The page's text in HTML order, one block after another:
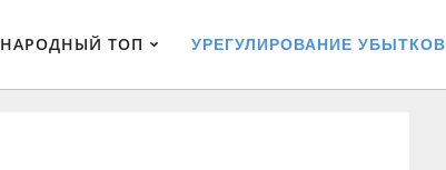
НАРОДНЫЙ ТОП УРЕГУЛИРОВАНИЕ УБЫТКОВ